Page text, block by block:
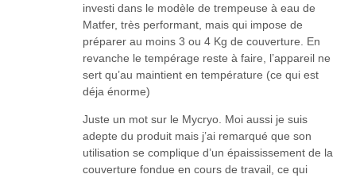
investi dans le modèle de trempeuse à eau de
Matfer, très performant, mais qui impose de
préparer au moins 3 ou 4 Kg de couverture. En
revanche le tempérage reste à faire, l’appareil ne
sert qu’au maintient en température (ce qui est
déja énorme)
Juste un mot sur le Mycryo. Moi aussi je suis
adepte du produit mais j’ai remarqué que son
utilisation se complique d’un épaississement de la
couverture fondue en cours de travail, ce qui